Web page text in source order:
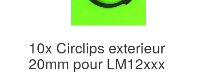
10x Circlips exterieur
20mm pour LM12xxx